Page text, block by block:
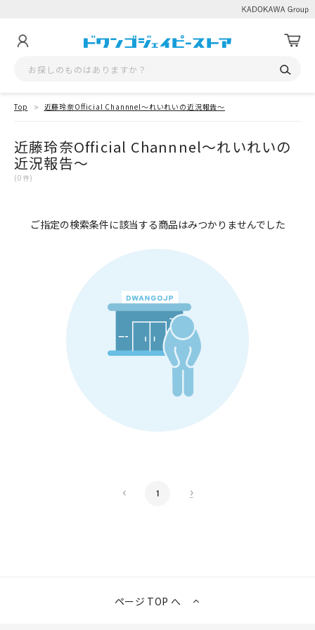
Top 近藤玲奈Official Channnel～れいれいの近況報告～
近藤玲奈Official Channnel～れいれいの
近況報告～
(0件)
ご指定の検索条件に該当する商品はみつかりませんでした
‹ 1 ›
ページ TOP へ